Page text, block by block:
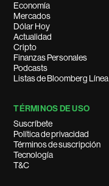
Economía
Mercados
Dólar Hoy
Actualidad
Cripto
Finanzas Personales
Podcasts
Listas de Bloomberg Línea
TÉRMINOS DE USO
Suscríbete
Política de privacidad
Términos de suscripción
Tecnología
T&C